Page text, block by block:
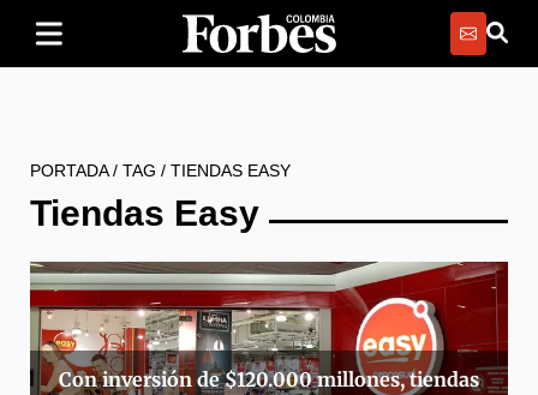
PORTADA/ TAG / TIENDAS EASY
Tiendas Easy
Con inversión de $120.000 millones, tiendas